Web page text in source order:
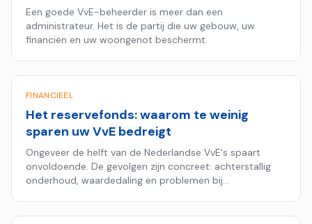
Een goede VvE-beheerder is meer dan een
administrateur. Het is de partij die uw gebouw, uw
financiën en uw woongenot beschermt.
FINANCIEEL
Het reservefonds: waarom te weinig
sparen uw VvE bedreigt
Ongeveer de helft van de Nederlandse VvE's spaart
onvoldoende. De gevolgen zijn concreet: achterstallig
onderhoud, waardedaling en problemen bij